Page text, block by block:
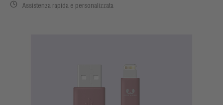
Assistenza rapida e personalizzata